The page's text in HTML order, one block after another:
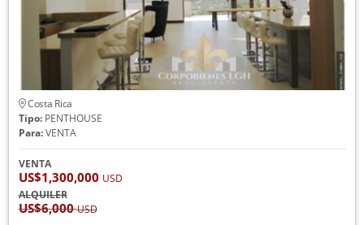
Costa Rica
Tipo:PENTHOUSE
Para:VENTA
VENTA
US$1,300,000 USD
ALQUILER
US$6,000USD